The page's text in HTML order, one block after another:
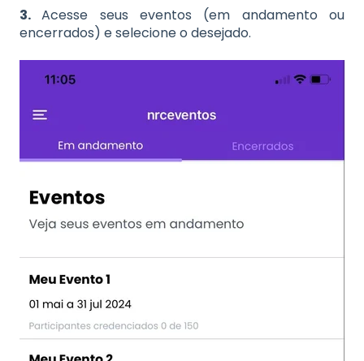
3.Acesse seus eventos (em andamento ou
encerrados) e selecione o desejado.